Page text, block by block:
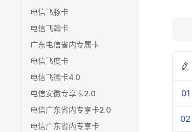
电信飞豚卡
电信飞翰卡
广东电信省内专属卡
电信飞度卡
电信飞德卡4.0
电信安徽专享卡2.0
电信广东省内专享卡2.0
电信广东省内专享卡
01
02